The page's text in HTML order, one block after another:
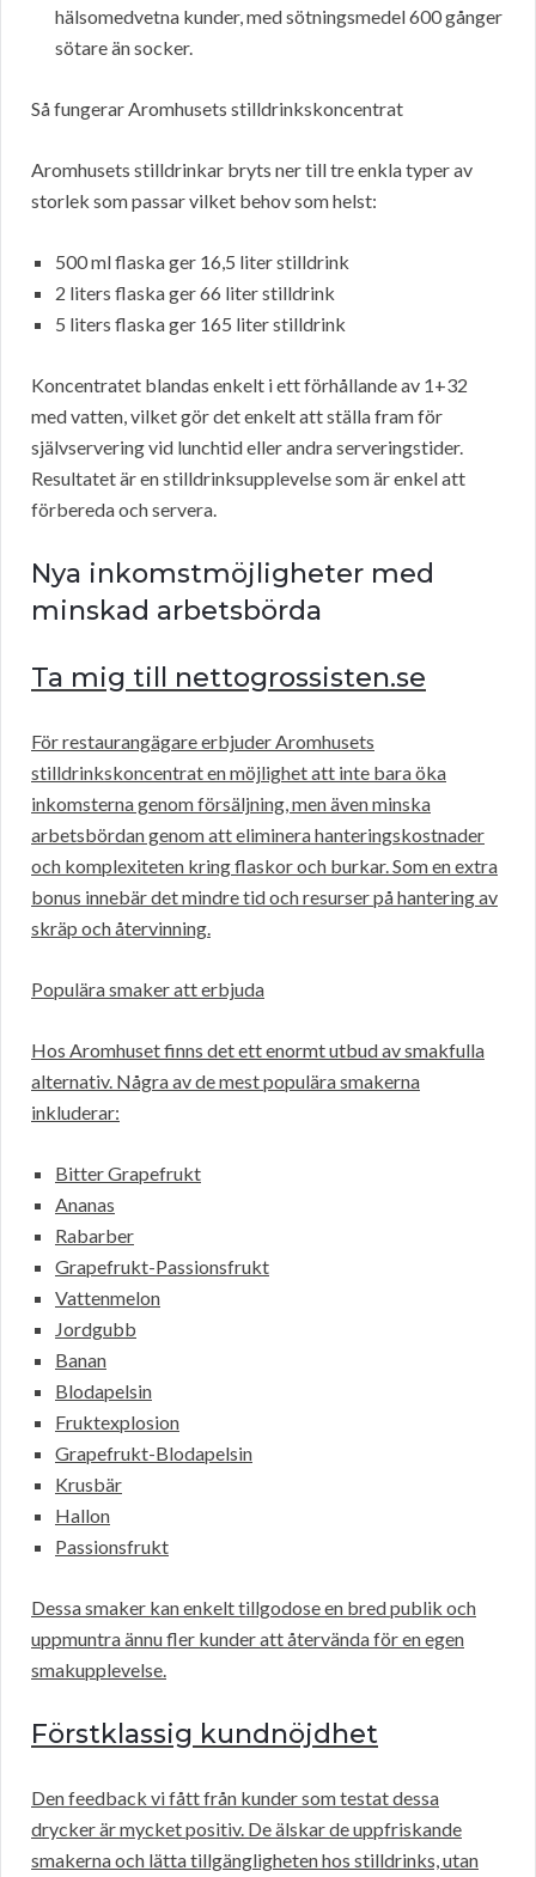
hälsomedvetna kunder, med sötningsmedel 600 gånger
sötare än socker.
Så fungerar Aromhusets stilldrinkskoncentrat
Aromhusets stilldrinkar bryts ner till tre enkla typer av
storlek som passar vilket behov som helst:
500 ml flaska ger 16,5 liter stilldrink
2 liters flaska ger 66 liter stilldrink
5 liters flaska ger 165 liter stilldrink
Koncentratet blandas enkelt i ett förhållande av 1+32
med vatten, vilket gör det enkelt att ställa fram för
självservering vid lunchtid eller andra serveringstider.
Resultatet är en stilldrinksupplevelse som är enkel att
förbereda och servera.
Nya inkomstmöjligheter med
minskad arbetsbörda
Ta mig till nettogrossisten.se
För restaurangägare erbjuder Aromhusets
stilldrinkskoncentrat en möjlighet att inte bara öka
inkomsterna genom försäljning, men även minska
arbetsbördan genom att eliminera hanteringskostnader
och komplexiteten kring flaskor och burkar. Som en extra
bonus innebär det mindre tid och resurser på hantering av
skräp och återvinning.
Populära smaker att erbjuda
Hos Aromhuset finns det ett enormt utbud av smakfulla
alternativ. Några av de mest populära smakerna
inkluderar:
Bitter Grapefrukt
Ananas
Rabarber
Grapefrukt-Passionsfrukt
Vattenmelon
Jordgubb
Banan
Blodapelsin
Fruktexplosion
Grapefrukt-Blodapelsin
Krusbär
Hallon
Passionsfrukt
Dessa smaker kan enkelt tillgodose en bred publik och
uppmuntra ännu fler kunder att återvända för en egen
smakupplevelse.
Förstklassig kundnöjdhet
Den feedback vi fått från kunder som testat dessa
drycker är mycket positiv. De älskar de uppfriskande
smakerna och lätta tillgängligheten hos stilldrinks, utan